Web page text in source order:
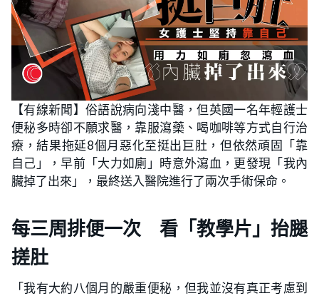
【有線新聞】俗語說病向淺中醫，但英國一名年輕護士
便秘多時卻不願求醫，靠服瀉藥、喝咖啡等方式自行治
療，結果拖延8個月惡化至挺出巨肚，但依然頑固「靠
自己」，早前「大力如廁」時意外瀉血，更發現「我內
臟掉了出來」，最終送入醫院進行了兩次手術保命。
每三周排便一次 看「教學片」抬腿
搓肚
「我有大約八個月的嚴重便秘，但我並沒有真正考慮到